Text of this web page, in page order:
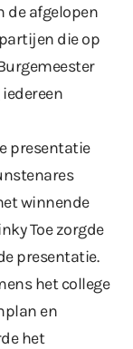
de afgelopen
die op
presentatie
winnende
Toe zorgde
presentatie.
het college
en
het